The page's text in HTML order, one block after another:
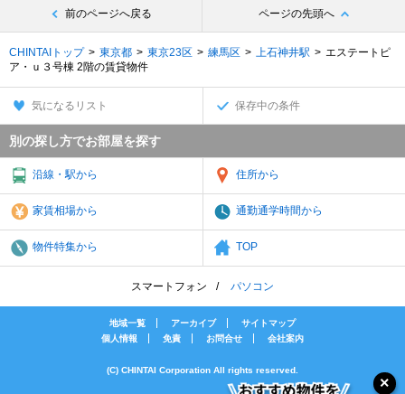
前のページへ戻る ページの先頭へ
CHINTAIトップ 東京都 東京23区 練馬区 上石神井駅
エステートピ
ア・ｕ３号棟 2階の賃貸物件
気になるリスト 保存中の条件
別の探し方でお部屋を探す
沿線・駅から 住所から
家賃相場から 通勤通学時間から
物件特集から TOP
スマートフォン パソコン
地域一覧 アーカイブ
サイトマップ
個人情報
免責 お問合せ 会社案内
(C) CHINTAI Corporation All rights reserved.